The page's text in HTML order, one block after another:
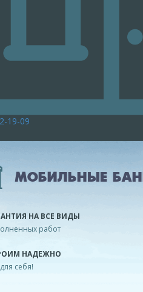
19-09
МОБИЛЬНЫЕ
НА ВСЕ ВИДЫ
работ
НАДЕЖНО
себя!